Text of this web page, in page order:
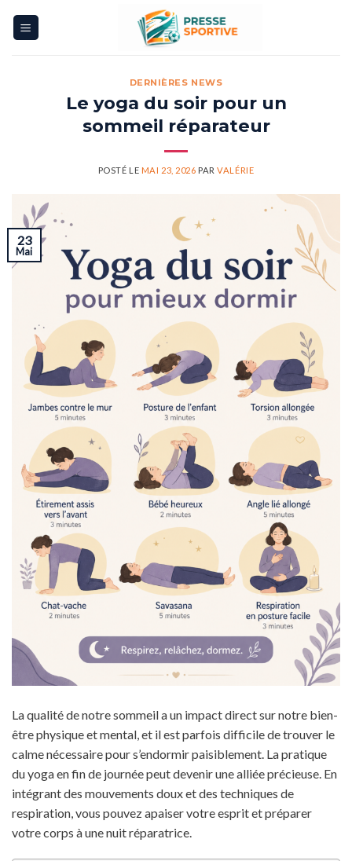
DERNIÈRES NEWS
Le yoga du soir pour un
sommeil réparateur
POSTÉ LE MAI 23, 2026 PARVALÉRIE
23
Mai
La qualité de notre sommeil a un impact direct sur notre bien-
être physique et mental, et il est parfois difficile de trouver le
calme nécessaire pour s’endormir paisiblement. La pratique
du yoga en fin de journée peut devenir une alliée précieuse. En
intégrant des mouvements doux et des techniques de
respiration, vous pouvez apaiser votre esprit et préparer
votre corps à une nuit réparatrice.